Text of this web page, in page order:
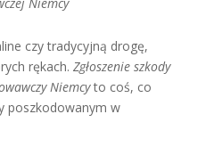
Niemcy
czy tradycyjną drogę,
rękach. Zgłoszenie szkody
Niemcyto coś, co
poszkodowanym w